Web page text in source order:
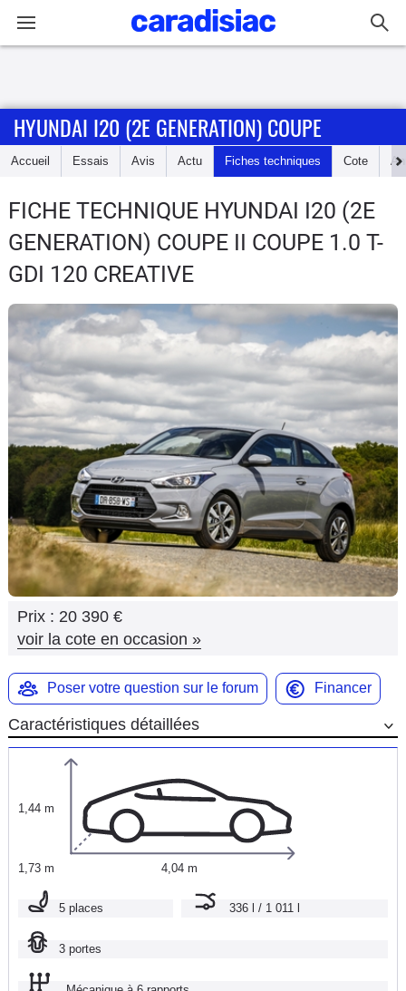
Accueil
Essais
Guide
d'achat
Electriques
Utilitaires
Flottes
Auto
Services
Forum
Moto
Marques
HYUNDAI I20 (2E GENERATION) COUPE
Accueil Essais Avis Actu Fiches techniques Cote
FICHE TECHNIQUE HYUNDAI I20 (2E
GENERATION) COUPE II COUPE 1.0 T-
GDI 120 CREATIVE
Prix : 20 390 €
voir la cote en occasion »
Poser votre question sur le forum Financer
Caractéristiques détaillées
1,44 m
1,73 m 4,04 m
5 places 336 l / 1 011 l
3 portes